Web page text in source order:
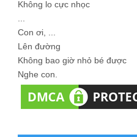
Không lo cực nhọc
Con ơi, ...
Lên đường
Không bao giờ nhỏ bé được
Nghe con.